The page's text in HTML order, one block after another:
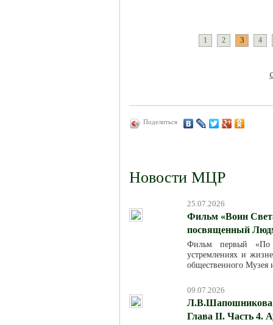
1 2 3 4
Поделиться
Новости МЦР
25.07.2026
Фильм «Воин
посвященный
Фильм первый «По
устремлениях и
общественного
09.07.2026
Л.В.Шапошникова.
Глава II. Часть 4.